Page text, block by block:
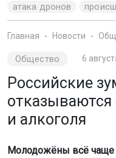
атака дронов
Главная Новости
Общество 6
Российские
и алкоголя
Молодожёны всё